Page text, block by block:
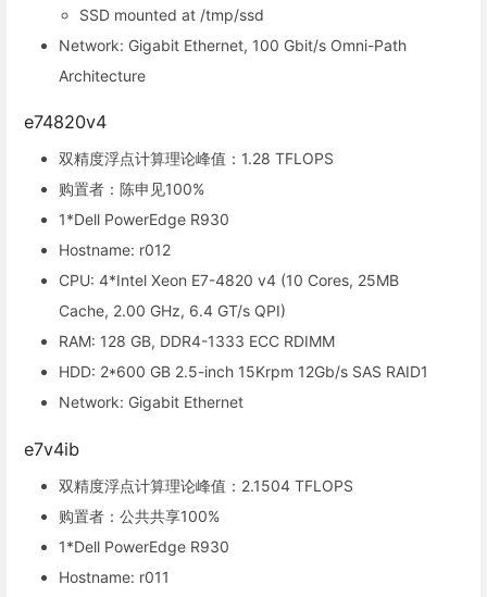
SSD mounted at /tmp/ssd
Network: Gigabit Ethernet, 100 Gbit/s Omni-Path
Architecture
e74820v4
双精度浮点计算理论峰值：1.28 TFLOPS
购置者：陈申见100%
1*Dell PowerEdge R930
Hostname: r012
CPU: 4*Intel Xeon E7-4820 v4 (10 Cores, 25MB
Cache, 2.00 GHz, 6.4 GT/s QPI)
RAM: 128 GB, DDR4-1333 ECC RDIMM
HDD: 2*600 GB 2.5-inch 15Krpm 12Gb/s SAS RAID1
Network: Gigabit Ethernet
e7v4ib
双精度浮点计算理论峰值：2.1504 TFLOPS
购置者：公共共享100%
1*Dell PowerEdge R930
Hostname: r011